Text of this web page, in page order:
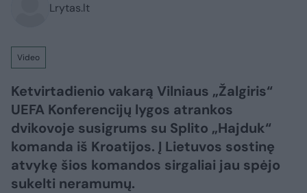
Lrytas.lt
Video
Ketvirtadienio vakarą Vilniaus „Žalgiris“
UEFA Konferencijų lygos atrankos
dvikovoje susigrums su Splito „Hajduk“
komanda iš Kroatijos. Į Lietuvos sostinę
atvykę šios komandos sirgaliai jau spėjo
sukelti neramumų.